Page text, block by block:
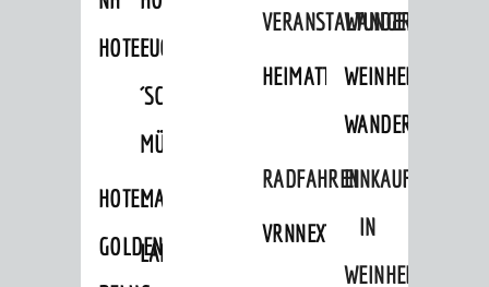
HOTELFUCHS
´SCHE
MÜHLE
HOTEL
GOLDENER
MARKTPLATZHOTEL
LAMMERSHOF
VERANSTALTUNGEN
HEIMATTAGE
WANDERN
WEINHEIMER
WANDERWEGE
RADFAHREN
VRNNEXTBIKE
EINKAUFEN
IN
WEINHEIM